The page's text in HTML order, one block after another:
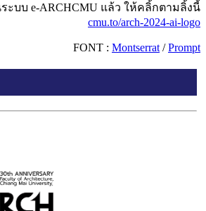
ะบบ e-ARCHCMU แล้ว ให้คลิ้กตามลิ้งนี้
cmu.to/arch-2024-ai-logo
FONT : Montserrat /Prompt